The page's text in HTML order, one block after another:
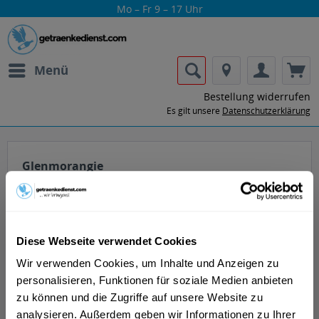
Diese Webseite verwendet Cookies
Wir verwenden Cookies, um Inhalte und Anzeigen zu
personalisieren, Funktionen für soziale Medien anbieten
zu können und die Zugriffe auf unsere Website zu
analysieren. Außerdem geben wir Informationen zu Ihrer
Mo – Fr 9 – 17 Uhr
Menü
Bestellung widerrufen
Es gilt unsere Datenschutzerklärung
Glenmorangie
Lass dir die Getränke von Glenmorangie
nach Hause oder ins Büro liefern.